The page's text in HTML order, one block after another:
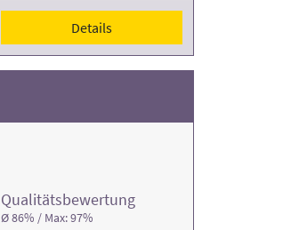
Details
Qualitäts­bewertung
Ø 86% / Max: 97%